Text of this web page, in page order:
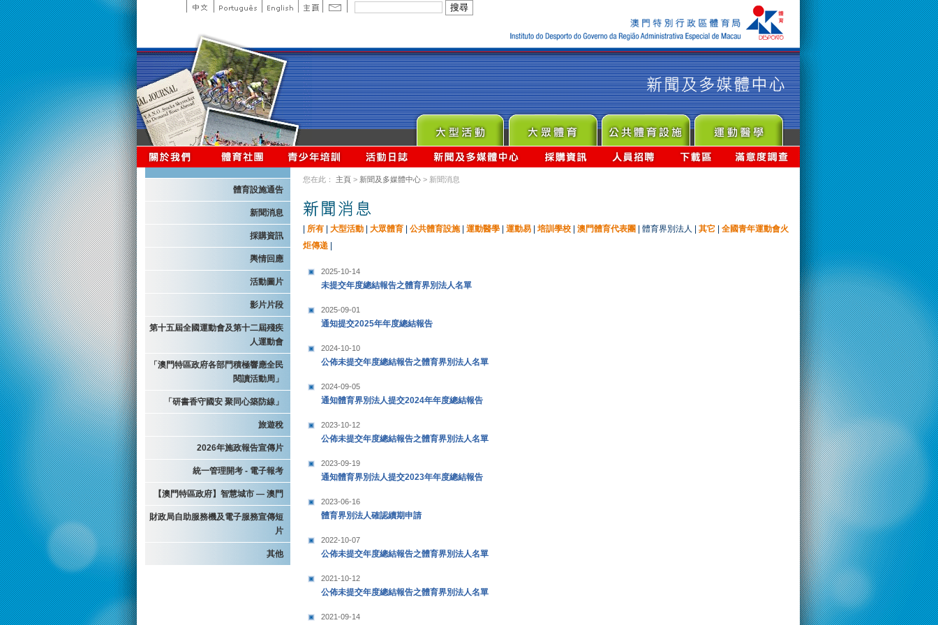
體育設施通告
新聞消息
採購資訊
輿情回應
活動圖片
影片片段
第十五屆全國運動會及第十二屆殘疾
人運動會
「澳門特區政府各部門積極響應全民
閱讀活動周」
「研書香守國安 聚同心築防線」
旅遊稅
2026年施政報告宣傳片
統一管理開考 - 電子報考
【澳門特區政府】智慧城市 — 澳門
財政局自助服務機及電子服務宣傳短
片
其他
您在此： 主頁 > 新聞及多媒體中心 > 新聞消息
所有 大型活動 大眾體育 公共體育設施| 運動醫學 運動易 培訓學校 澳門體育代表團 體育界別法人 其它
全國青年運動會火
炬傳递
2025-10-14
未提交年度總結報告之體育界別法人名單
2025-09-01
通知提交2025年年度總結報告
2024-10-10
公佈未提交年度總結報告之體育界別法人名單
2024-09-05
通知體育界別法人提交2024年年度總結報告
2023-10-12
公佈未提交年度總結報告之體育界別法人名單
2023-09-19
通知體育界別法人提交2023年年度總結報告
2023-06-16
體育界別法人確認續期申請
2022-10-07
公佈未提交年度總結報告之體育界別法人名單
2021-10-12
公佈未提交年度總結報告之體育界別法人名單
2021-09-14